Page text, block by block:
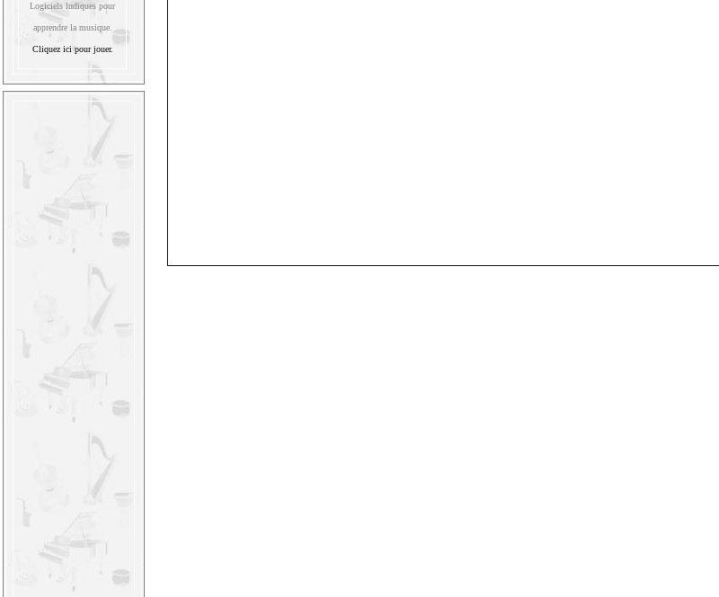
Logiciels ludiques pour
apprendre la musique.
Cliquez ici pour jouer.